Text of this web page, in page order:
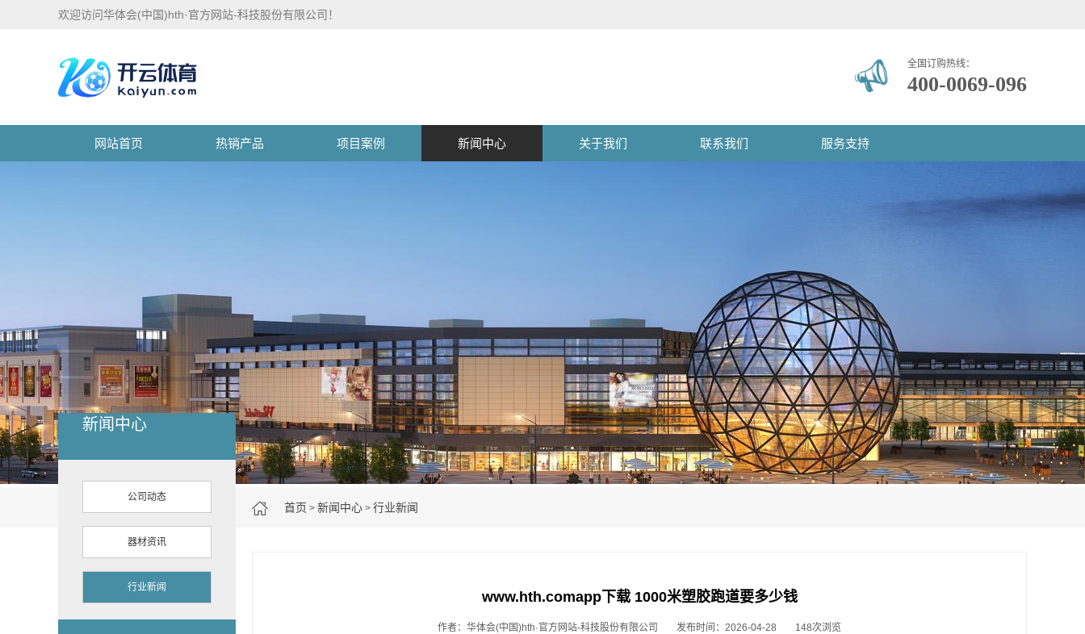
欢迎访问华体会(中国)hth·官方网站-科技股份有限公司！
全国订购热线：
400-0069-096
网站首页 热销产品 项目案例 新闻中心 关于我们 联系我们 服务支持
首页 > 新闻中心 > 行业新闻
新闻中心
公司动态
器材资讯
行业新闻
www.hth.comapp下载 1000米塑胶跑道要多少钱
作者：华体会(中国)hth·官方网站-科技股份有限公司 发布时间：2026-04-28 148次浏览